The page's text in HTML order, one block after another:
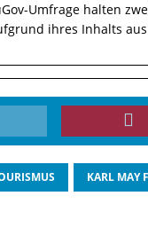
Umfrage halten
ihres Inhalts
KARL MAY